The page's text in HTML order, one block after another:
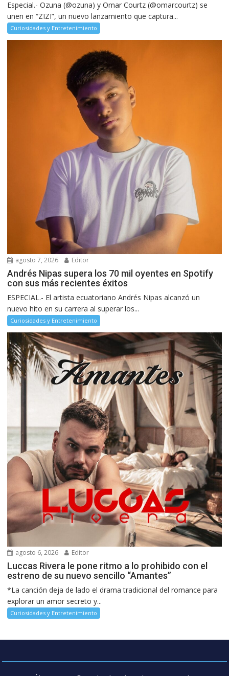
Especial.- Ozuna (@ozuna) y Omar Courtz (@omarcourtz) se
unen en “ZIZI”, un nuevo lanzamiento que captura...
Curiosidades y Entretenimiento
agosto 7, 2026 Editor
Andrés Nipas supera los 70 mil oyentes en Spotify
con sus más recientes éxitos
ESPECIAL.- El artista ecuatoriano Andrés Nipas alcanzó un
nuevo hito en su carrera al superar los...
Curiosidades y Entretenimiento
agosto 6, 2026 Editor
Luccas Rivera le pone ritmo a lo prohibido con el
estreno de su nuevo sencillo “Amantes”
*La canción deja de lado el drama tradicional del romance para
explorar un amor secreto y...
Curiosidades y Entretenimiento